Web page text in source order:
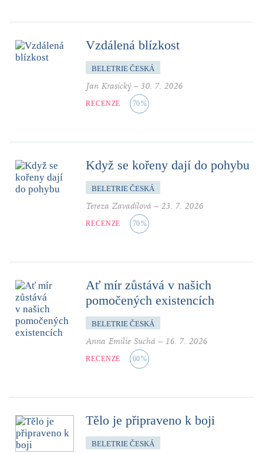
Vzdálená blízkost
BELETRIE ČESKÁ
Jan Krasický – 30. 7. 2026
RECENZE 70%
Když se kořeny dají do pohybu
BELETRIE ČESKÁ
Tereza Zavadilová – 23. 7. 2026
RECENZE 70%
Ať mír zůstává v našich
pomočených existencích
BELETRIE ČESKÁ
Anna Emilie Suchá – 16. 7. 2026
RECENZE 60%
Tělo je připraveno k boji
BELETRIE ČESKÁ